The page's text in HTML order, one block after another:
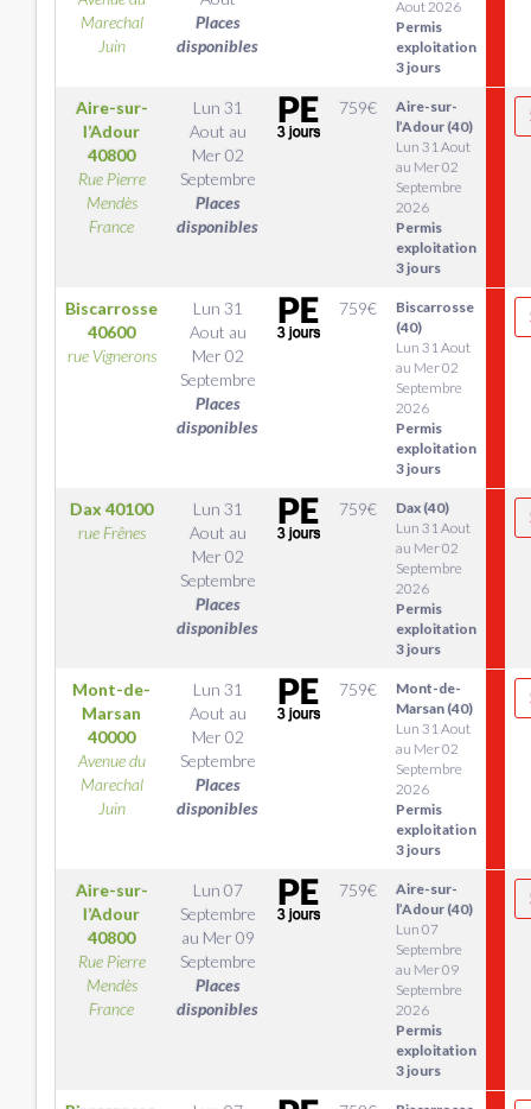
Marechal
Juin
Places
disponibles
Aout 2026
Permis
exploitation
3 jours
Aire-sur-
l’Adour
40800
Rue Pierre
Mendès
France
Lun 31
Aout au
Mer 02
Septembre
Places
disponibles
759€
Aire-sur-
l’Adour (40)
Lun 31 Aout
au Mer 02
Septembre
2026
Permis
exploitation
3 jours
Biscarrosse
40600
rue Vignerons
Lun 31
Aout au
Mer 02
Septembre
Places
disponibles
759€
Biscarrosse
(40)
Lun 31 Aout
au Mer 02
Septembre
2026
Permis
exploitation
3 jours
Dax 40100
rue Frênes
Lun 31
Aout au
Mer 02
Septembre
Places
disponibles
759€
Dax (40)
Lun 31 Aout
au Mer 02
Septembre
2026
Permis
exploitation
3 jours
Mont-de-
Marsan
40000
Avenue du
Marechal
Juin
Lun 31
Aout au
Mer 02
Septembre
Places
disponibles
759€
Mont-de-
Marsan (40)
Lun 31 Aout
au Mer 02
Septembre
2026
Permis
exploitation
3 jours
Aire-sur-
l’Adour
40800
Rue Pierre
Mendès
France
Lun 07
Septembre
au Mer 09
Septembre
Places
disponibles
759€
Aire-sur-
l’Adour (40)
Lun 07
Septembre
au Mer 09
Septembre
2026
Permis
exploitation
3 jours